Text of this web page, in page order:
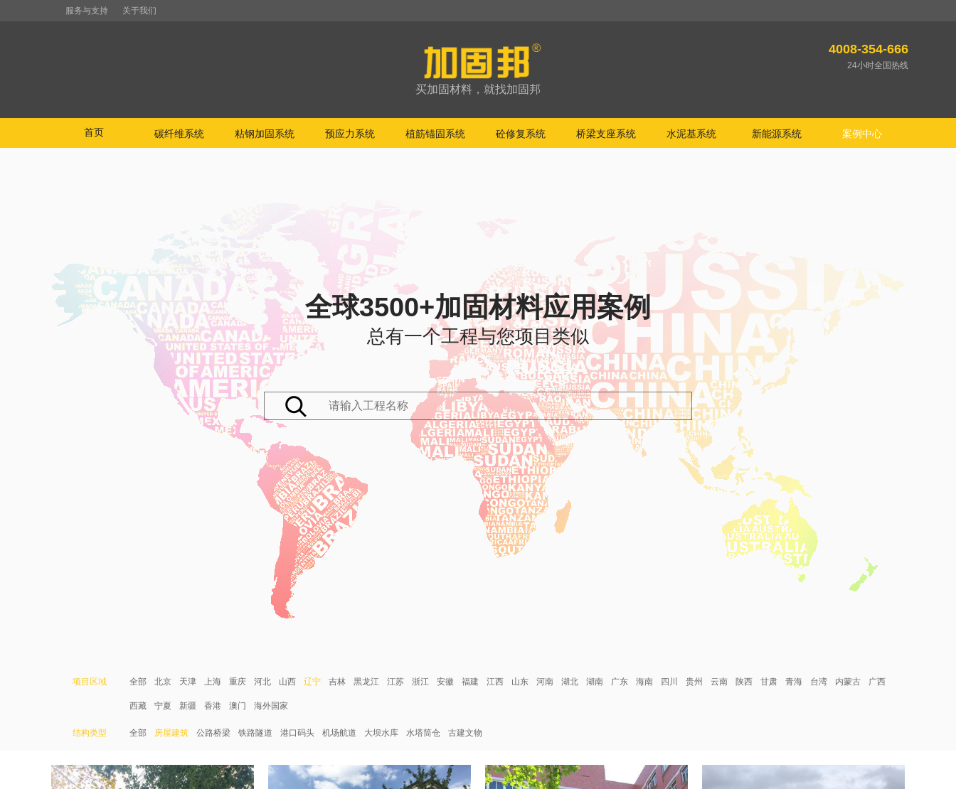
服务与支持 关于我们
买加固材料，就找加固邦
4008-354-666
24小时全国热线
首页 碳纤维系统 粘钢加固系统 预应力系统 植筋锚固系统 砼修复系统 桥梁支座系统 水泥基系统 新能源系统 案例中心
全球3500+加固材料应用案例
总有一个工程与您项目类似
项目区域 全部 北京 天津 上海 重庆 河北 山西 辽宁 吉林 黑龙江 江苏 浙江 安徽 福建 江西 山东 河南 湖北 湖南 广东 海南 四川 贵州 云南 陕西 甘肃 青海 台湾 内蒙古 广西
西藏 宁夏 新疆 香港 澳门 海外国家
结构类型 全部 房屋建筑 公路桥梁 铁路隧道 港口码头 机场航道 大坝水库 水塔筒仓 古建文物